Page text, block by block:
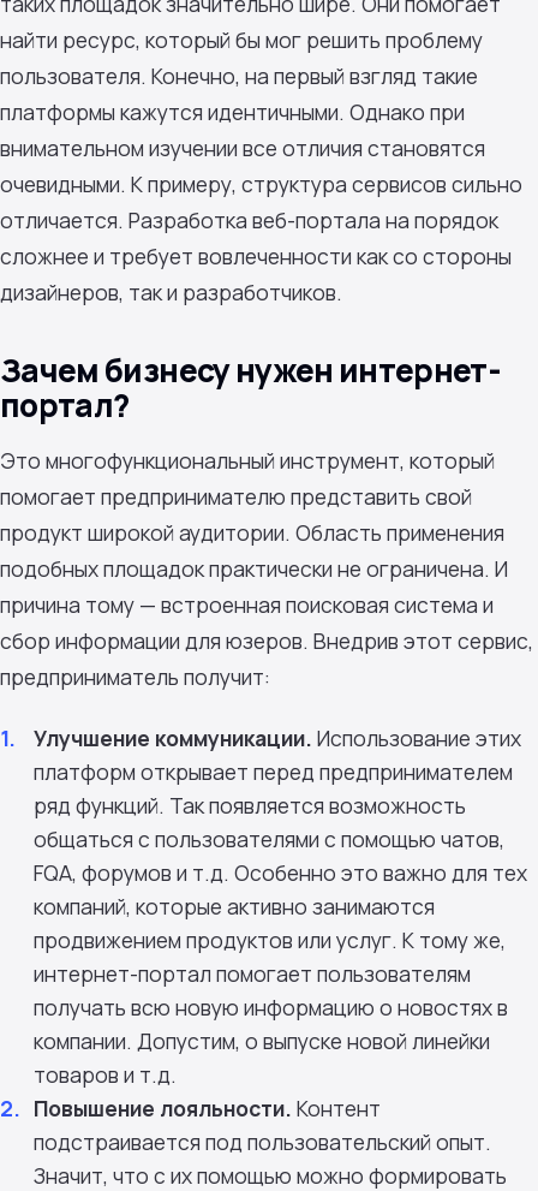
найти ресурс, который бы мог решить проблему
пользователя. Конечно, на первый взгляд такие
платформы кажутся идентичными. Однако при
внимательном изучении все отличия становятся
очевидными. К примеру, структура сервисов сильно
отличается. Разработка веб-портала на порядок
сложнее и требует вовлеченности как со стороны
дизайнеров, так и разработчиков.
Зачем бизнесу нужен интернет-
портал?
Это многофункциональный инструмент, который
помогает предпринимателю представить свой
продукт широкой аудитории. Область применения
подобных площадок практически не ограничена. И
причина тому — встроенная поисковая система и
сбор информации для юзеров. Внедрив этот сервис,
предприниматель получит:
Улучшение коммуникации. Использование этих
платформ открывает перед предпринимателем
ряд функций. Так появляется возможность
общаться с пользователями с помощью чатов,
FQA, форумов и т.д. Особенно это важно для тех
компаний, которые активно занимаются
продвижением продуктов или услуг. К тому же,
интернет-портал помогает пользователям
получать всю новую информацию о новостях в
компании. Допустим, о выпуске новой линейки
товаров и т.д.
Повышение лояльности. Контент
подстраивается под пользовательский опыт.
Значит, что с их помощью можно формировать